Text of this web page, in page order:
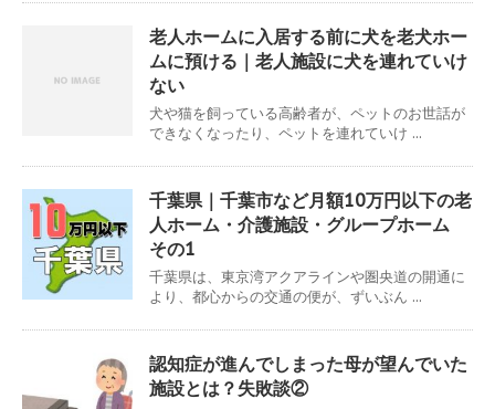
老人ホームに入居する前に犬を老犬ホー
ムに預ける｜老人施設に犬を連れていけ
ない
犬や猫を飼っている高齢者が、ペットのお世話が
できなくなったり、ペットを連れていけ ...
千葉県｜千葉市など月額10万円以下の老
人ホーム・介護施設・グループホーム
その1
千葉県は、東京湾アクアラインや圏央道の開通に
より、都心からの交通の便が、ずいぶん ...
認知症が進んでしまった母が望んでいた
施設とは？失敗談②